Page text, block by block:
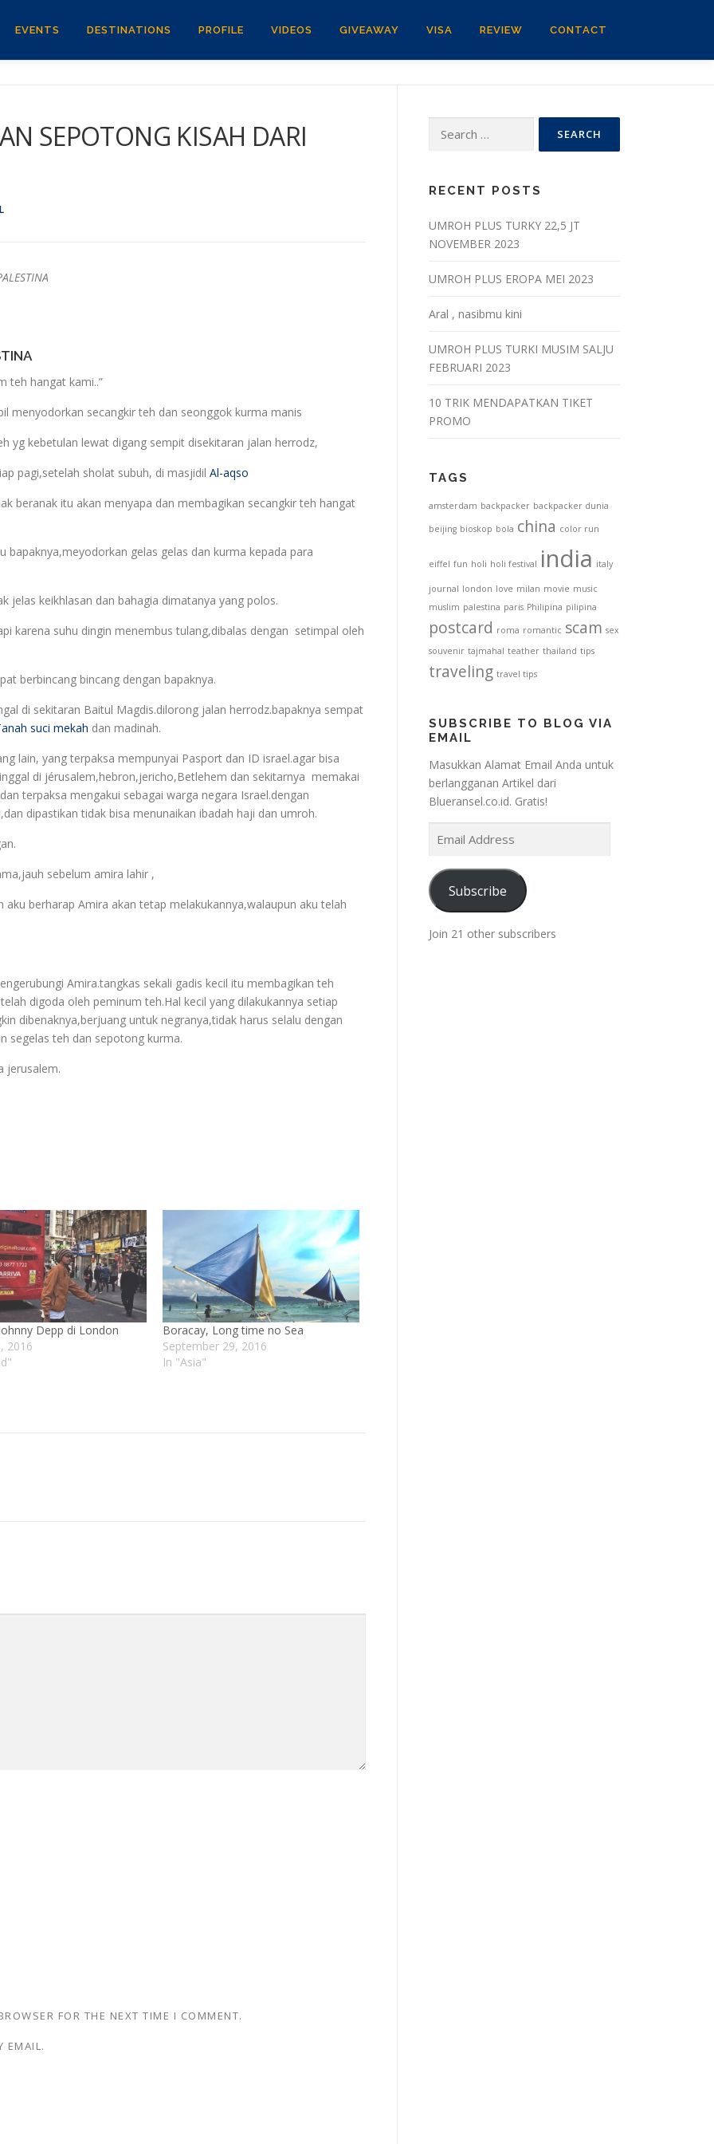
EVENTS DESTINATIONS PROFILE VIDEOS GIVEAWAY VISA REVIEW CONTACT
SEPOTONG KISAH DARI
teh hangat kami..”
menyodorkan secangkir teh dan seonggok kurma manis
yg kebetulan lewat digang sempit disekitaran jalan herrodz,
pagi,setelah sholat subuh, di masjidil Al-aqso
beranak itu akan menyapa dan membagikan secangkir teh hangat
gelas gelas dan kurma kepada para
jelas keikhlasan dan bahagia dimatanya yang polos.
karena suhu dingin menembus tulang,dibalas dengan setimpal oleh
berbincang bincang dengan bapaknya.
di sekitaran Baitul Magdis.dilorong jalan herrodz.bapaknya sempat
suci mekah dan madinah.
lain, yang terpaksa mempunyai Pasport dan ID israel.agar bisa
di jérusalem,hebron,jericho,Betlehem dan sekitarnya memakai
terpaksa mengakui sebagai warga negara Israel.dengan
dipastikan tidak bisa menunaikan ibadah haji dan umroh.
sebelum amira lahir ,
aku berharap Amira akan tetap melakukannya,walaupun aku telah
Amira.tangkas sekali gadis kecil itu membagikan teh
digoda oleh peminum teh.Hal kecil yang dilakukannya setiap
dibenaknya,berjuang untuk negranya,tidak harus selalu dengan
segelas teh dan sepotong kurma.
jerusalem.
Depp di London
2016
Boracay, Long time no Sea
September 29, 2016
In "Asia"
FOR THE NEXT TIME I COMMENT.
EMAIL.
for:
RECENT POSTS
UMROH PLUS TURKY 22,5 JT
NOVEMBER 2023
UMROH PLUS EROPA MEI 2023
Aral , nasibmu kini
UMROH PLUS TURKI MUSIM SALJU
FEBRUARI 2023
10 TRIK MENDAPATKAN TIKET
PROMO
TAGS
amsterdam backpacker backpacker dunia
beijing bioskop bola china color run
eiffel fun holi holi festival india italy
journal london love milan movie music
muslim palestina paris Philipina pilipina
postcard roma romantic scam sex
souvenir tajmahal teather thailand tips
traveling travel tips
SUBSCRIBE TO BLOG VIA
EMAIL
Masukkan Alamat Email Anda untuk
berlangganan Artikel dari
Blueransel.co.id. Gratis!
m
i
d
Subscribe
Join 21 other subscribers